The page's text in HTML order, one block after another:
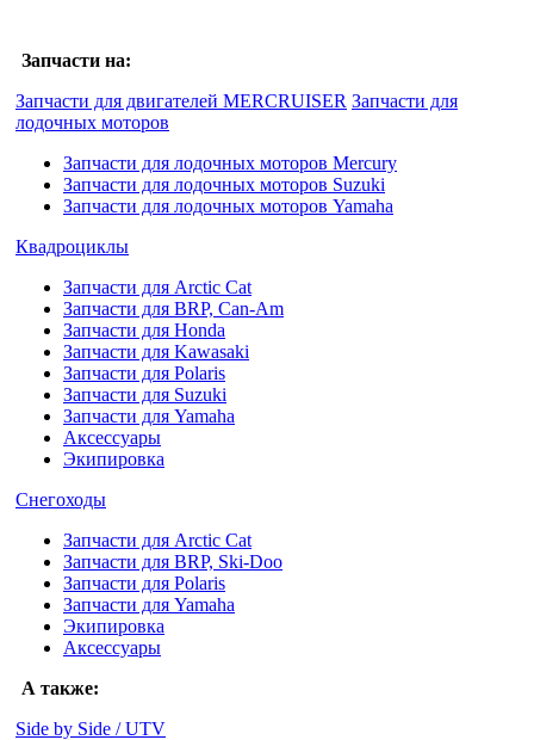
Запчасти на:
Запчасти для двигателей MERCRUISER Запчасти для
лодочных моторов
Запчасти для лодочных моторов Mercury
Запчасти для лодочных моторов Suzuki
Запчасти для лодочных моторов Yamaha
Квадроциклы
Запчасти для Arctic Cat
Запчасти для BRP, Can-Am
Запчасти для Honda
Запчасти для Kawasaki
Запчасти для Polaris
Запчасти для Suzuki
Запчасти для Yamaha
Аксессуары
Экипировка
Снегоходы
Запчасти для Arctic Cat
Запчасти для BRP, Ski-Doo
Запчасти для Polaris
Запчасти для Yamaha
Экипировка
Аксессуары
А также:
Side by Side / UTV